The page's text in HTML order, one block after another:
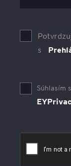
s
Súhlasím